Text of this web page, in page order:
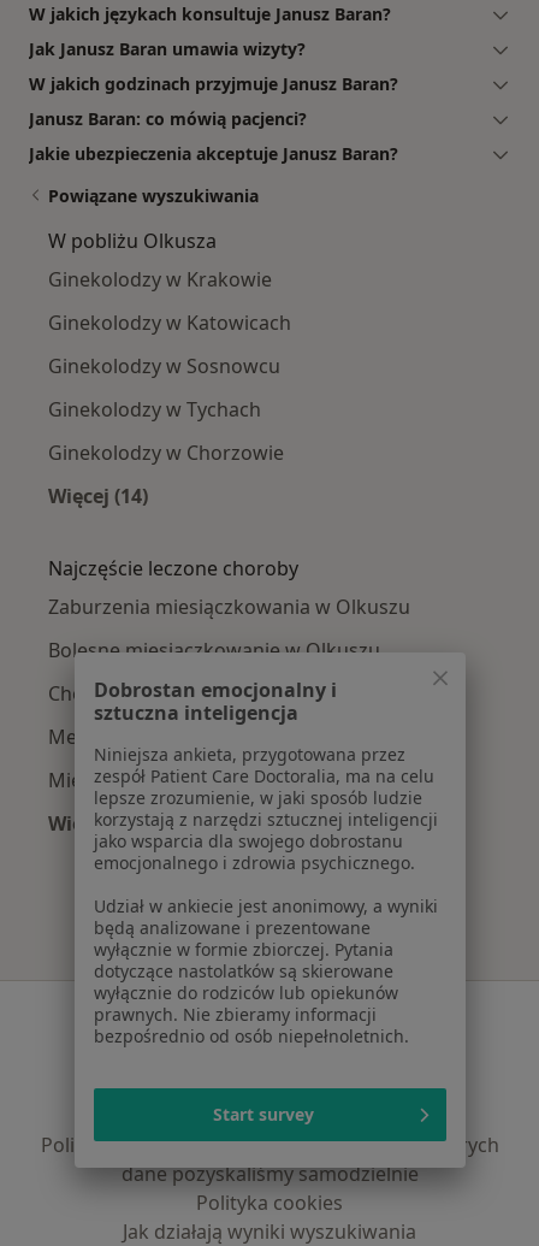
W jakich językach konsultuje Janusz Baran?
Jak Janusz Baran umawia wizyty?
W jakich godzinach przyjmuje Janusz Baran?
Janusz Baran: co mówią pacjenci?
Jakie ubezpieczenia akceptuje Janusz Baran?
Powiązane wyszukiwania
W pobliżu Olkusza
Ginekolodzy w Krakowie
Ginekolodzy w Katowicach
Ginekolodzy w Sosnowcu
Ginekolodzy w Tychach
Ginekolodzy w Chorzowie
Więcej (14)
Najczęście leczone choroby
Zaburzenia miesiączkowania w Olkuszu
Bolesne miesiączkowanie w Olkuszu
Choroby ginekologiczne w Olkuszu
Menopauza w Olkuszu
Mięśniaki macicy w Olkuszu
Więcej (15)
Więcej w kategorii: Najczęście leczone
Serwis
Polityka prywatności pacjentów
Polityka prywatności profesjonalistów
Polityka prywatności dla profesjonalistów, których
dane pozyskaliśmy samodzielnie
Polityka cookies
Jak działają wyniki wyszukiwania
Dobrostan emocjonalny i
sztuczna inteligencja
Niniejsza ankieta, przygotowana przez
zespół Patient Care Doctoralia, ma na celu
lepsze zrozumienie, w jaki sposób ludzie
korzystają z narzędzi sztucznej inteligencji
jako wsparcia dla swojego dobrostanu
emocjonalnego i zdrowia psychicznego.
Udział w ankiecie jest anonimowy, a wyniki
będą analizowane i prezentowane
wyłącznie w formie zbiorczej. Pytania
dotyczące nastolatków są skierowane
wyłącznie do rodziców lub opiekunów
prawnych. Nie zbieramy informacji
bezpośrednio od osób niepełnoletnich.
Start survey